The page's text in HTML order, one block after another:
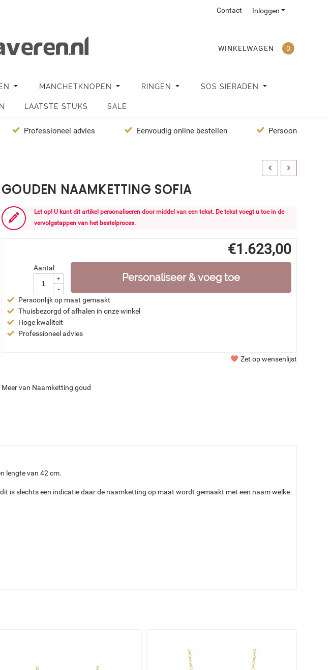
Inloggen
Contact
WINKELWAGEN 0
MANCHETKNOPEN RINGEN SOS SIERADEN
LAATSTE STUKS SALE
Professioneel advies Eenvoudig online bestellen Persoonlijke
GOUDEN NAAMKETTING SOFIA
Let op! U kunt dit artikel personaliseren door middel van een tekst. De tekst voegt u toe in de
vervolgstappen van het bestelproces.
€1.623,00
Aantal
+
-
Personaliseer & voeg toe
Persoonlijk op maat gemaakt
Thuisbezorgd of afhalen in onze winkel
Hoge kwaliteit
Professioneel advies
Zet op wensenlijst
Meer van Naamketting goud
lengte van 42 cm.
is slechts een indicatie daar de naamketting op maat wordt gemaakt met een naam welke